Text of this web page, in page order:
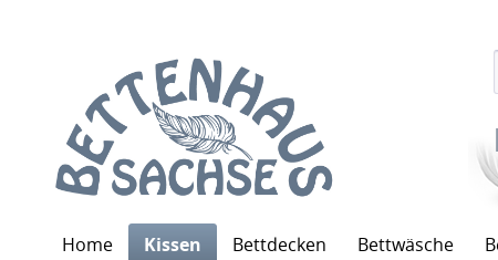
Home Kissen Bettdecken Bettwäsche